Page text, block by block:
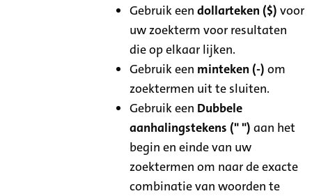
Gebruik eendollarteken ($) voor
uw zoekterm voor resultaten
die op elkaar lijken.
Gebruik een minteken (-) om
zoektermen uit te sluiten.
Gebruik een Dubbele
aanhalingstekens (" ") aan het
begin en einde van uw
zoektermen om naar de exacte
combinatie van woorden te